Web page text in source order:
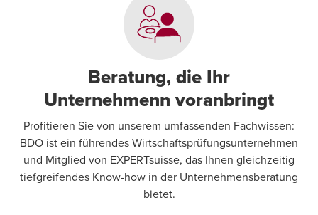
Beratung, die Ihr
Unternehmenn voranbringt
Profitieren Sie von unserem umfassenden Fachwissen:
BDO ist ein führendes Wirtschaftsprüfungsunternehmen
und Mitglied von EXPERTsuisse, das Ihnen gleichzeitig
tiefgreifendes Know-how in der Unternehmensberatung
bietet.